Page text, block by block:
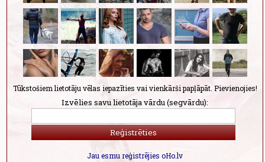
Tūkstošiem lietotāju vēlas iepazīties vai vienkārši papļāpāt. Pievienojies!
Izvēlies savu lietotāja vārdu (segvārdu):
Jau esmu reģistrējies oHo.lv